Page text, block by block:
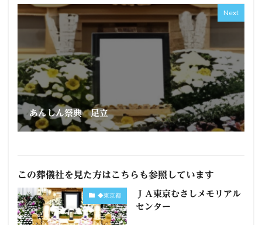
Next
あんしん祭典 足立
この葬儀社を見た方はこちらも参照しています
◆東京都
ＪＡ東京むさしメモリアル
センター